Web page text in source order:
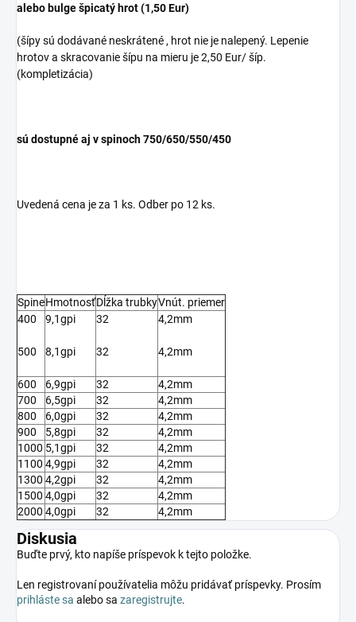
alebo bulge špicatý hrot (1,50 Eur)
(šípy sú dodávané neskrátené , hrot nie je nalepený. Lepenie
hrotov a skracovanie šípu na mieru je 2,50 Eur/ šíp.
(kompletizácia)
sú dostupné aj v spinoch 750/650/550/450
Uvedená cena je za 1 ks. Odber po 12 ks.
SpineHmotnosťDĺžka trubkyVnút. priemer
400
500
9,1gpi
8,1gpi
32
32
4,2mm
4,2mm
600 6,9gpi 32
4,2mm
700
6,5gpi 32
4,2mm
800
6,0gpi 32
4,2mm
900
5,8gpi 32
4,2mm
1000 5,1gpi 32
4,2mm
1100 4,9gpi 32
4,2mm
1300 4,2gpi 32
4,2mm
1500 4,0gpi 32
4,2mm
2000 4,0gpi 32 4,2mm
Diskusia
Buďte prvý, kto napíše príspevok k tejto položke.
Len registrovaní používatelia môžu pridávať príspevky. Prosím
prihláste sa alebo sa zaregistrujte.